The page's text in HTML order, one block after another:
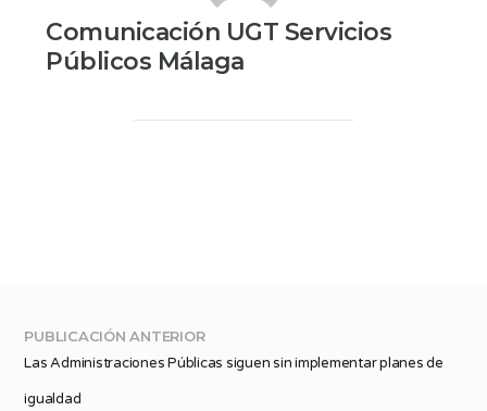
Comunicación UGT Servicios
Públicos Málaga
PUBLICACIÓN ANTERIOR
Las Administraciones Públicas siguen sin implementar planes de
igualdad